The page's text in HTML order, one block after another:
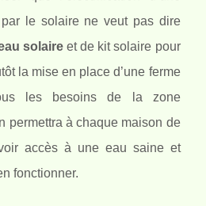
le solaire ne veut pas dire
solaireet de kit solaire pour
la mise en place d’une ferme
les besoins de la zone
permettra à chaque maison de
accès à une eau saine et
fonctionner.